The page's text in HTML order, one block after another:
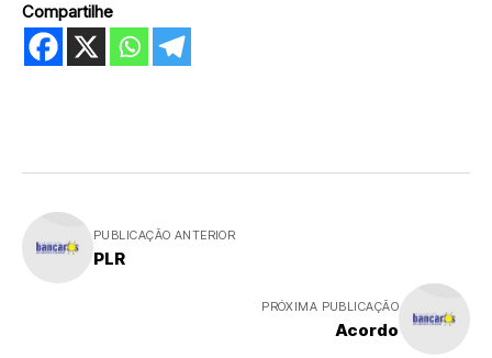
Compartilhe
PUBLICAÇÃO ANTERIOR
PLR
PRÓXIMA PUBLICAÇÃO
Acordo